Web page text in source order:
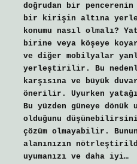
doğrudan bir pencerenin
bir kirişin altına
konumu nasıl olmalı?
birine veya köşeye
ve diğer mobilyalar
yerleştirilir. Bu
karşısına ve büyük
önerilir. Uyurken
Bu yüzden güneye
olduğunu
çözüm olmayabilir.
alanınızın
uyumanızı ve daha iyi…